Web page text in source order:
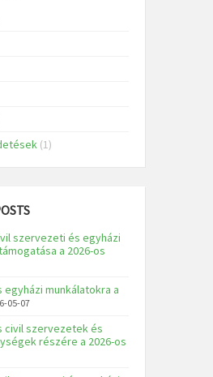
(1)
szervezeti és egyházi
a 2026-os
egyházi munkálatokra a
05-07
civil szervezetek és
részére a 2026-os